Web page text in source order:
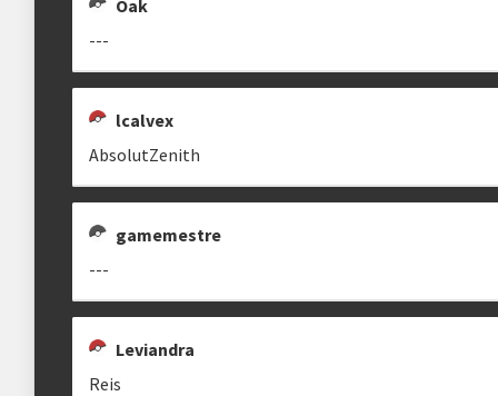
Multiplicador
clicando aqui
Oak
---
lcalvex
AbsolutZenith
gamemestre
---
Leviandra
Reis